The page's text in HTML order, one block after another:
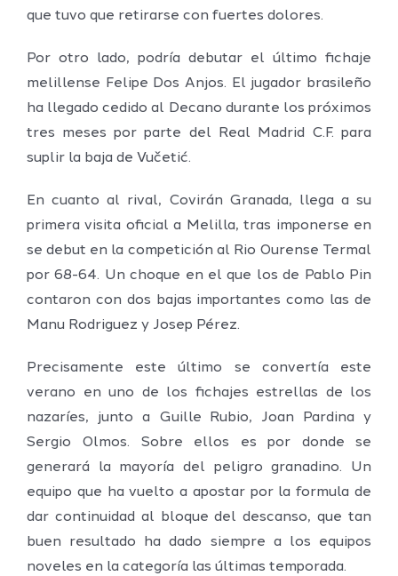
que tuvo que retirarse con fuertes dolores.
Por otro lado, podría debutar el último fichaje
melillense Felipe Dos Anjos. El jugador brasileño
ha llegado cedido al Decano durante los próximos
tres meses por parte del Real Madrid C.F. para
suplir la baja de Vučetić.
En cuanto al rival, Covirán Granada, llega a su
primera visita oficial a Melilla, tras imponerse en
se debut en la competición al Rio Ourense Termal
por 68-64. Un choque en el que los de Pablo Pin
contaron con dos bajas importantes como las de
Manu Rodriguez y Josep Pérez.
Precisamente este último se convertía este
verano en uno de los fichajes estrellas de los
nazaríes, junto a Guille Rubio, Joan Pardina y
Sergio Olmos. Sobre ellos es por donde se
generará la mayoría del peligro granadino. Un
equipo que ha vuelto a apostar por la formula de
dar continuidad al bloque del descanso, que tan
buen resultado ha dado siempre a los equipos
noveles en la categoría las últimas temporada.